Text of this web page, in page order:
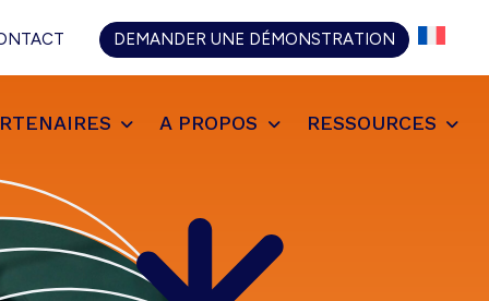
DEMANDER UNE DÉMONSTRATION
A PROPOS RESSOURCES